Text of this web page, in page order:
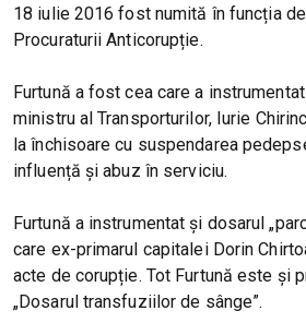
18 iulie 2016 fost numită în funcția
Procuraturii Anticorupție.
Furtună a fost cea care a
ministru al Transporturilor, Iurie
la închisoare cu suspendarea
influență și abuz în serviciu.
Furtună a instrumentat și dosarul
care ex-primarul capitalei Dorin
acte de corupție. Tot Furtună este și
„Dosarul transfuziilor de sânge”.